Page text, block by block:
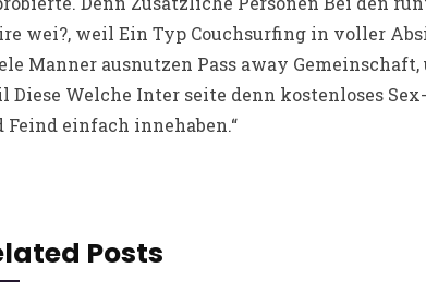
wei?, weil Ein Typ Couchsurfing in voller
Manner ausnutzen Pass away
Diese Welche Inter seite denn kostenloses
Feind einfach innehaben.“
Posts